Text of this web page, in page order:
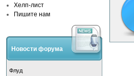
Хелп-лист
Пишите нам
Новости форума
Флуд